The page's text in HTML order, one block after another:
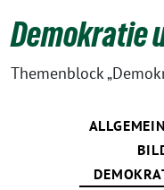
Demokratie
Themenblock
ALLGEMEIN